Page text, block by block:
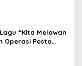
“Kita Melawan
Operasi Pesta